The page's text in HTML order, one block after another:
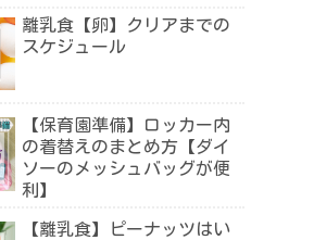
離乳食【卵】クリアまでの
スケジュール
【保育園準備】ロッカー内
の着替えのまとめ方【ダイ
ソーのメッシュバッグが便
利】
【離乳食】ピーナッツはい